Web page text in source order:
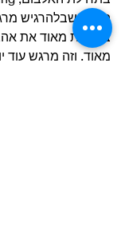
הכאב שבלהרגיש
בלרצות מאוד את
מאוד. וזה מרגש עוד